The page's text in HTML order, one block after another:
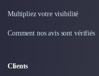
Multipliez votre visibilité
Comment nos avis sont vérifiés
Clients